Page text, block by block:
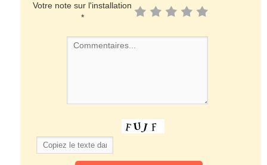
Votre note sur l'installation
*